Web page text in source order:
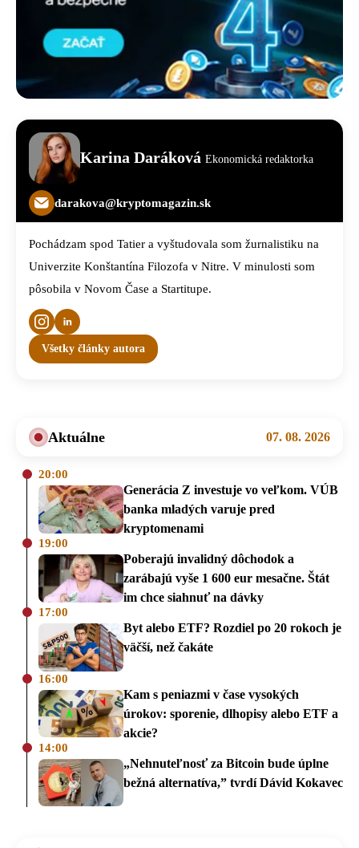
Karina Daráková Ekonomická redaktorka
darakova@kryptomagazin.sk
Pochádzam spod Tatier a vyštudovala som žurnalistiku na
Univerzite Konštantína Filozofa v Nitre. V minulosti som
pôsobila v Novom Čase a Startitupe.
Všetky články autora
Aktuálne 07. 08. 2026
20:00
Generácia Z investuje vo veľkom. VÚB
banka mladých varuje pred
kryptomenami
19:00
Poberajú invalidný dôchodok a
zarábajú vyše 1 600 eur mesačne. Štát
im chce siahnuť na dávky
17:00
Byt alebo ETF? Rozdiel po 20 rokoch je
väčší, než čakáte
16:00
Kam s peniazmi v čase vysokých
úrokov: sporenie, dlhopisy alebo ETF a
akcie?
14:00
„Nehnuteľnosť za Bitcoin bude úplne
bežná alternatíva,” tvrdí Dávid Kokavec